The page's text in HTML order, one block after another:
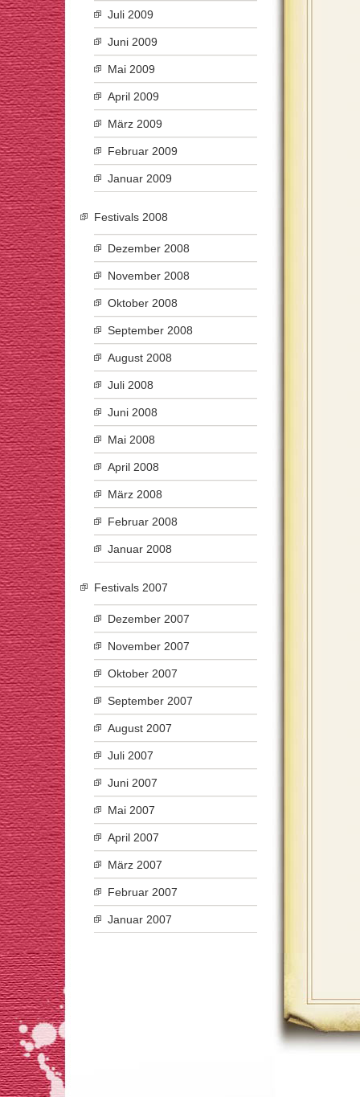
Juli 2009
Juni 2009
Mai 2009
April 2009
März 2009
Februar 2009
Januar 2009
Festivals 2008
Dezember 2008
November 2008
Oktober 2008
September 2008
August 2008
Juli 2008
Juni 2008
Mai 2008
April 2008
März 2008
Februar 2008
Januar 2008
Festivals 2007
Dezember 2007
November 2007
Oktober 2007
September 2007
August 2007
Juli 2007
Juni 2007
Mai 2007
April 2007
März 2007
Februar 2007
Januar 2007